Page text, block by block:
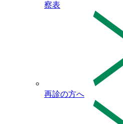
察表
再診の方へ